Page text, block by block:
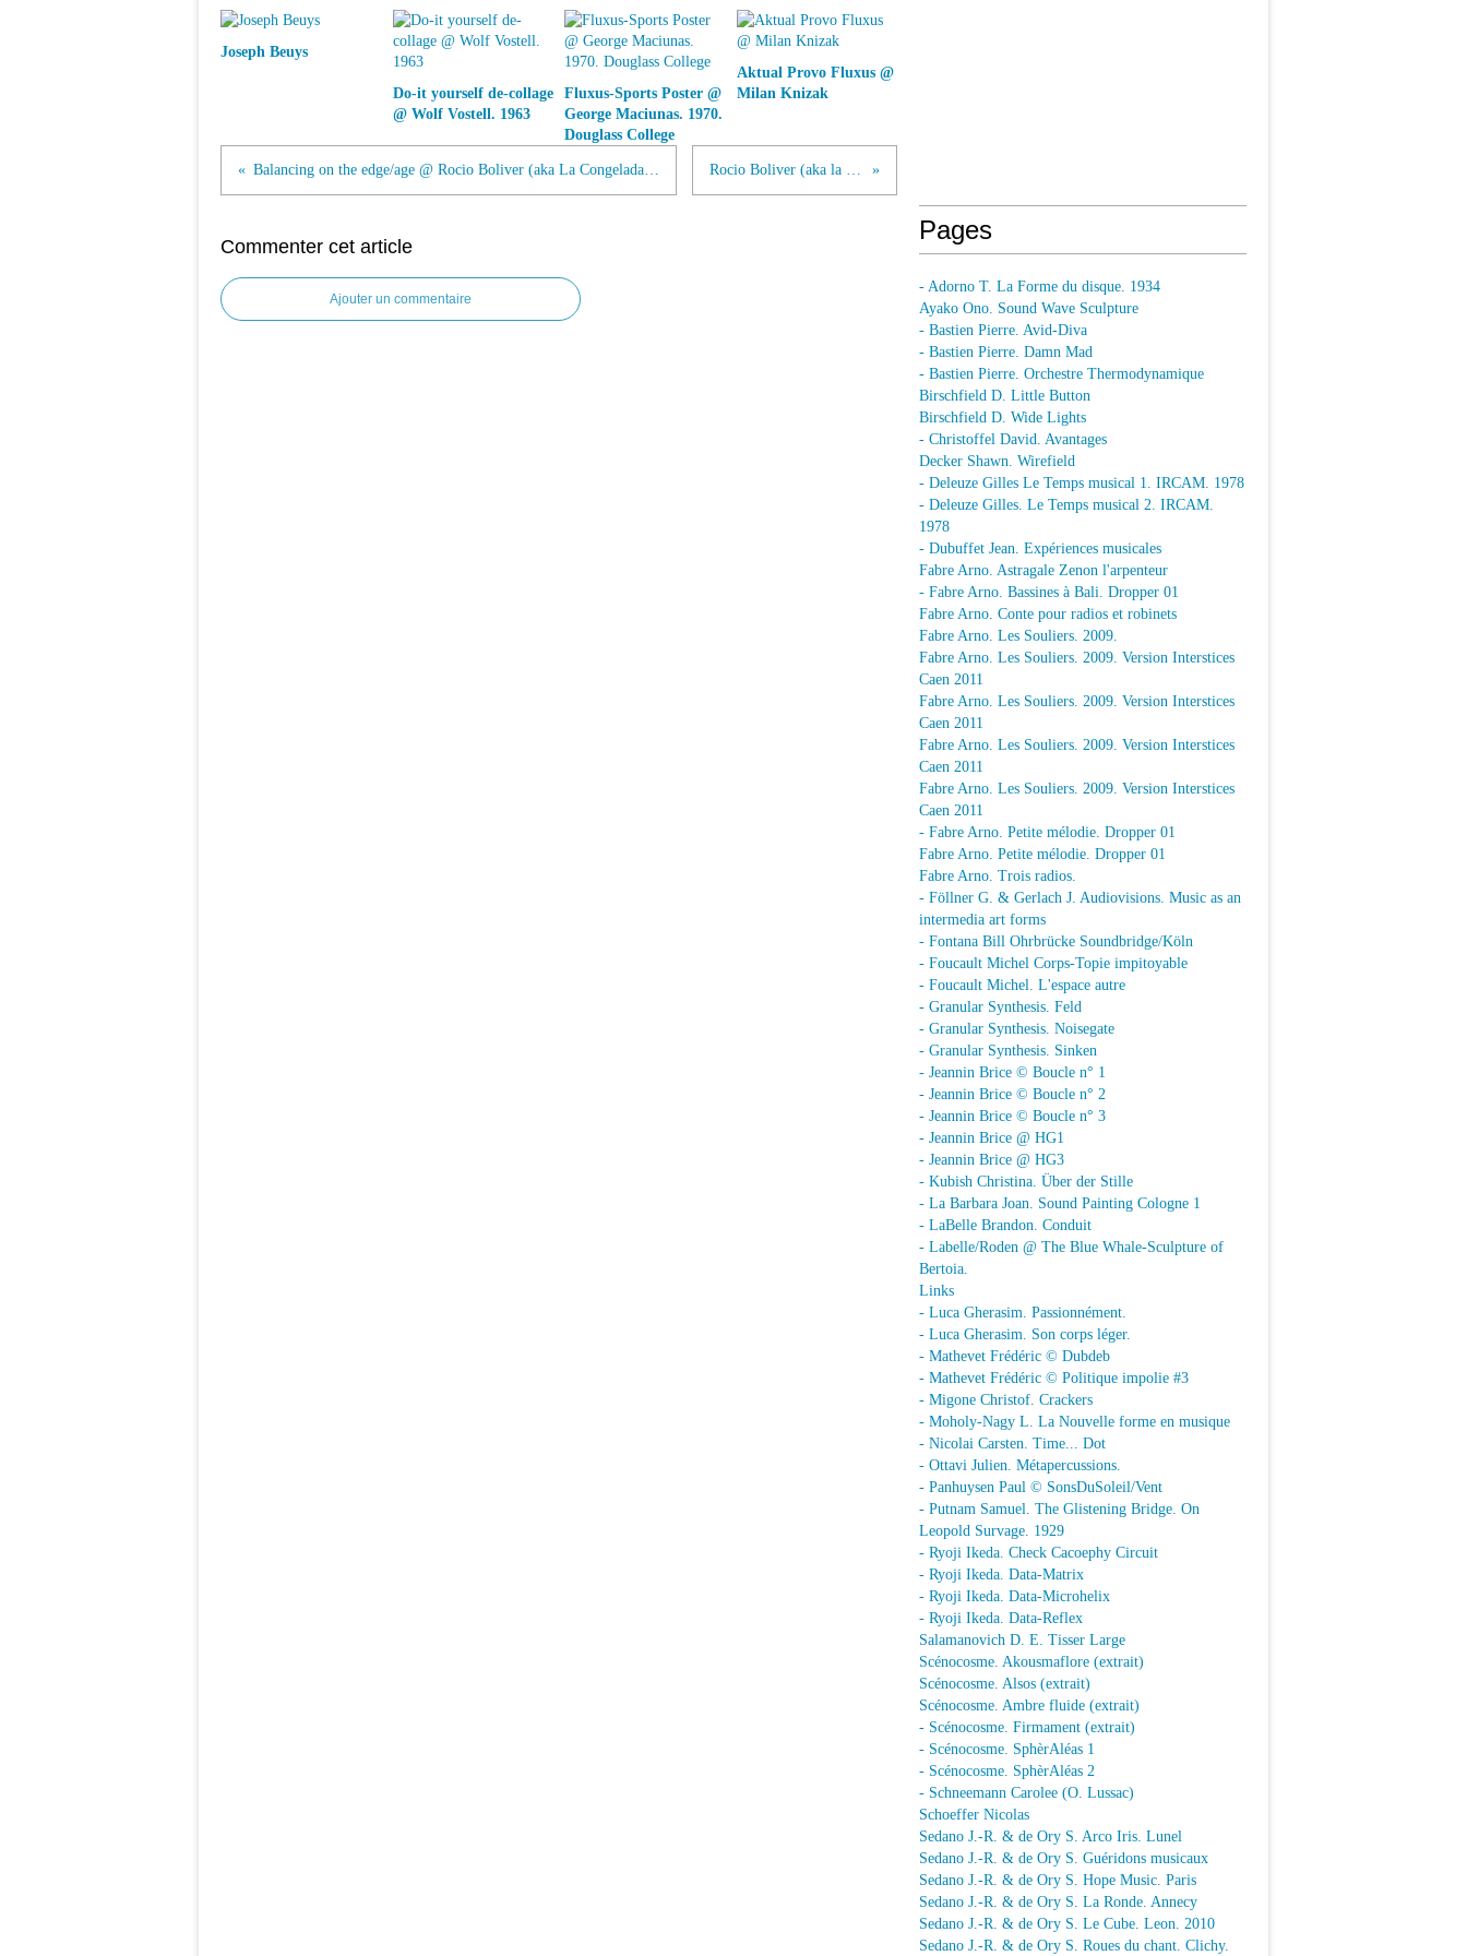
Joseph Beuys
Do-it yourself de-collage
@ Wolf Vostell. 1963
Fluxus-Sports Poster @
George Maciunas. 1970.
Douglass College
Aktual Provo Fluxus @
Milan Knizak
Balancing on the edge/age @ Rocio Boliver (aka La Congelada de Uva) & Begonã Grande. 2014.Chicago Rocio Boliver (aka la Congelada de Uva)
Commenter cet article
Ajouter un commentaire
Pages
- Adorno T. La Forme du disque. 1934
Ayako Ono. Sound Wave Sculpture
- Bastien Pierre. Avid-Diva
- Bastien Pierre. Damn Mad
- Bastien Pierre. Orchestre Thermodynamique
Birschfield D. Little Button
Birschfield D. Wide Lights
- Christoffel David. Avantages
Decker Shawn. Wirefield
- Deleuze Gilles Le Temps musical 1. IRCAM. 1978
- Deleuze Gilles. Le Temps musical 2. IRCAM.
1978
- Dubuffet Jean. Expériences musicales
Fabre Arno. Astragale Zenon l'arpenteur
- Fabre Arno. Bassines à Bali. Dropper 01
Fabre Arno. Conte pour radios et robinets
Fabre Arno. Les Souliers. 2009.
Fabre Arno. Les Souliers. 2009. Version Interstices
Caen 2011
Fabre Arno. Les Souliers. 2009. Version Interstices
Caen 2011
Fabre Arno. Les Souliers. 2009. Version Interstices
Caen 2011
Fabre Arno. Les Souliers. 2009. Version Interstices
Caen 2011
- Fabre Arno. Petite mélodie. Dropper 01
Fabre Arno. Petite mélodie. Dropper 01
Fabre Arno. Trois radios.
- Föllner G. & Gerlach J. Audiovisions. Music as an
intermedia art forms
- Fontana Bill Ohrbrücke Soundbridge/Köln
- Foucault Michel Corps-Topie impitoyable
- Foucault Michel. L'espace autre
- Granular Synthesis. Feld
- Granular Synthesis. Noisegate
- Granular Synthesis. Sinken
- Jeannin Brice © Boucle n° 1
- Jeannin Brice © Boucle n° 2
- Jeannin Brice © Boucle n° 3
- Jeannin Brice @ HG1
- Jeannin Brice @ HG3
- Kubish Christina. Über der Stille
- La Barbara Joan. Sound Painting Cologne 1
- LaBelle Brandon. Conduit
- Labelle/Roden @ The Blue Whale-Sculpture of
Bertoia.
Links
- Luca Gherasim. Passionnément.
- Luca Gherasim. Son corps léger.
- Mathevet Frédéric © Dubdeb
- Mathevet Frédéric © Politique impolie #3
- Migone Christof. Crackers
- Moholy-Nagy L. La Nouvelle forme en musique
- Nicolai Carsten. Time... Dot
- Ottavi Julien. Métapercussions.
- Panhuysen Paul © SonsDuSoleil/Vent
- Putnam Samuel. The Glistening Bridge. On
Leopold Survage. 1929
- Ryoji Ikeda. Check Cacoephy Circuit
- Ryoji Ikeda. Data-Matrix
- Ryoji Ikeda. Data-Microhelix
- Ryoji Ikeda. Data-Reflex
Salamanovich D. E. Tisser Large
Scénocosme. Akousmaflore (extrait)
Scénocosme. Alsos (extrait)
Scénocosme. Ambre fluide (extrait)
- Scénocosme. Firmament (extrait)
- Scénocosme. SphèrAléas 1
- Scénocosme. SphèrAléas 2
- Schneemann Carolee (O. Lussac)
Schoeffer Nicolas
Sedano J.-R. & de Ory S. Arco Iris. Lunel
Sedano J.-R. & de Ory S. Guéridons musicaux
Sedano J.-R. & de Ory S. Hope Music. Paris
Sedano J.-R. & de Ory S. La Ronde. Annecy
Sedano J.-R. & de Ory S. Le Cube. Leon. 2010
Sedano J.-R. & de Ory S. Roues du chant. Clichy.